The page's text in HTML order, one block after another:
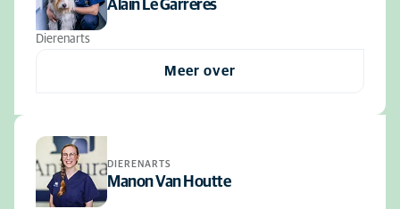
Alain Le Garrérès
Dierenarts
Meer over
DIERENARTS
Manon Van Houtte